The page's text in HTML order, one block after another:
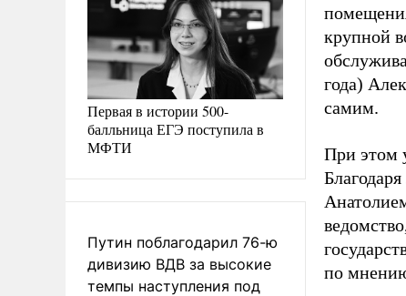
Первая в истории 500-
балльница ЕГЭ поступила в
МФТИ
Путин поблагодарил 76-ю
дивизию ВДВ за высокие
темпы наступления под
крупной
года)
самим.
При этом
по